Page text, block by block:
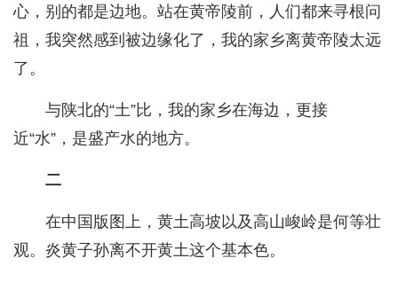
心，别的都是边地。站在黄帝陵前，人们都来寻根问
祖，我突然感到被边缘化了，我的家乡离黄帝陵太远
了。
与陕北的“土”比，我的家乡在海边，更接
近“水”，是盛产水的地方。
二
在中国版图上，黄土高坡以及高山峻岭是何等壮
观。炎黄子孙离不开黄土这个基本色。